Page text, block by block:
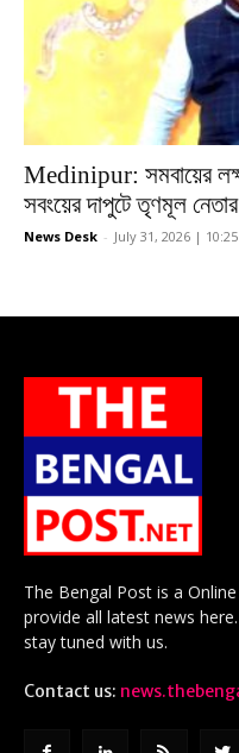
Medinipur: সমবায়ের
সবংয়ের দাপুটে তৃণমূল
News Desk - July 31, 2026 |
The Bengal Post is a
provide all latest news
stay tuned with us.
Contact us: